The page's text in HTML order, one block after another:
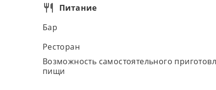
Питание
Бар
Ресторан
Возможность самостоятельного
пищи